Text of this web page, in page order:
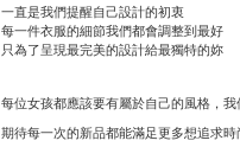
一直是我們提醒自己設計的初衷
每一件衣服的細節我們都會調整到最好
只為了呈現最完美的設計給最獨特的妳
每位女孩都應該要有屬於自己的風格，
期待每一次的新品都能滿足更多想追求時